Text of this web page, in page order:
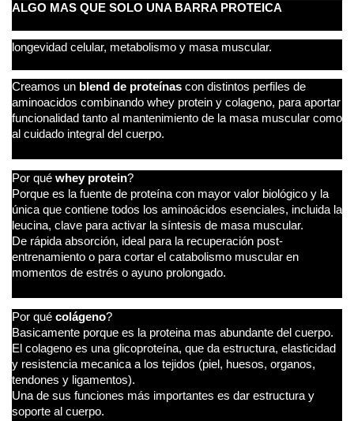
ALGO MAS QUE SOLO UNA BARRA PROTEICA
ongevidad celular, metabolismo y masa muscular.
Creamos un blend de proteínas con distintos perfiles de
aminoacidos combinando whey protein y colageno, para aportar
funcionalidad tanto al mantenimiento de la masa muscular como
al cuidado integral del cuerpo.
Por qué whey protein?
Porque es la fuente de proteína con mayor valor biológico y la
única que contiene todos los aminoácidos esenciales, incluida la
leucina, clave para activar la síntesis de masa muscular.
De rápida absorción, ideal para la recuperación post-
entrenamiento o para cortar el catabolismo muscular en
momentos de estrés o ayuno prolongado.
Por qué colágeno?
Basicamente porque es la proteina mas abundante del cuerpo.
El colageno es una glicoproteína, que da estructura, elasticidad
y resistencia mecanica a los tejidos (piel, huesos, organos,
tendones y ligamentos).
Una de sus funciones más importantes es dar estructura y
soporte al cuerpo.